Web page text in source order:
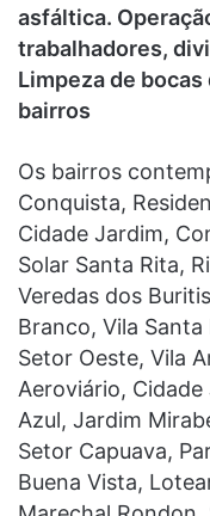
asfáltica.
trabalhadores,
Limpeza de
bairros
Os bairros
Conquista,
Cidade Jardim,
Solar Santa Rita,
Veredas dos
Branco, Vila Santa
Setor Oeste, Vila
Aeroviário, Cidade
Azul, Jardim
Setor Capuava,
Buena Vista,